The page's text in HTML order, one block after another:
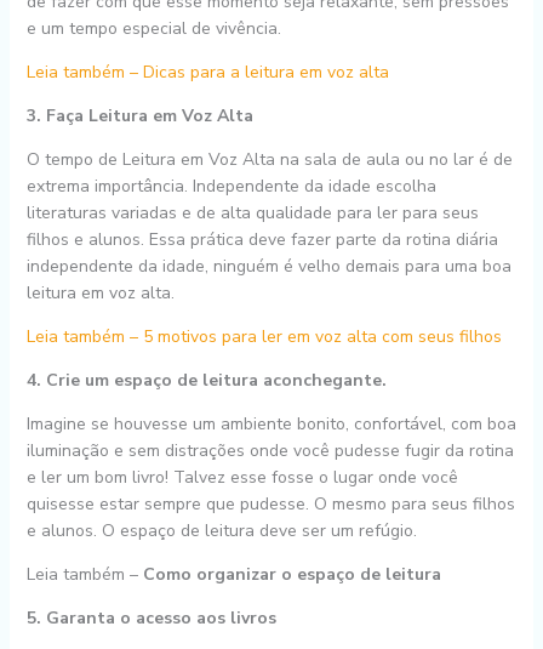
e um tempo especial de vivência.
Leia também – Dicas para a leitura em voz alta
3. Faça Leitura em Voz Alta
O tempo de Leitura em Voz Alta na sala de aula ou no lar é de
extrema importância. Independente da idade escolha
literaturas variadas e de alta qualidade para ler para seus
filhos e alunos. Essa prática deve fazer parte da rotina diária
independente da idade, ninguém é velho demais para uma boa
leitura em voz alta.
Leia também – 5 motivos para ler em voz alta com seus filhos
4. Crie um espaço de leitura aconchegante.
Imagine se houvesse um ambiente bonito, confortável, com boa
iluminação e sem distrações onde você pudesse fugir da rotina
e ler um bom livro! Talvez esse fosse o lugar onde você
quisesse estar sempre que pudesse. O mesmo para seus filhos
e alunos. O espaço de leitura deve ser um refúgio.
Leia também – Como organizar o espaço de leitura
5. Garanta o acesso aos livros